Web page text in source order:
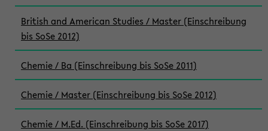
British and American Studies / Master (Einschreibung
bis SoSe 2012)
Chemie / Ba (Einschreibung bis SoSe 2011)
Chemie / Master (Einschreibung bis SoSe 2012)
Chemie / M.Ed. (Einschreibung bis SoSe 2017)